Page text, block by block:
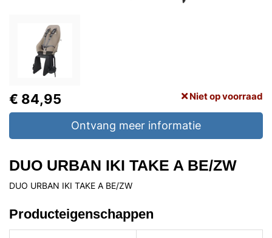
€ 84,95 Niet op voorraad
Ontvang meer informatie
DUO URBAN IKI TAKE A BE/ZW
DUO URBAN IKI TAKE A BE/ZW
Producteigenschappen